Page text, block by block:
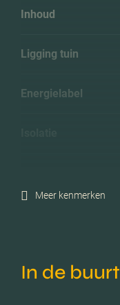
Inhoud
Ligging tuin
Energielabel
Meer kenmerken
In de buurt